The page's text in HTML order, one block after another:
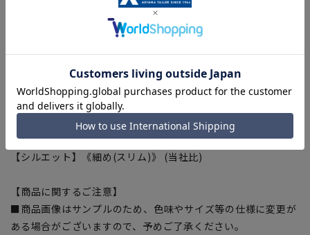
この商品はリサイクル原料を使用し、プラスチック・スマート
に賛同しています。
■ECOBLUE(100%リサイクルポリエステル)
『ECOBLUE』はマテリアルリサイクルにより、ペットボトル
を繊維へと再生しています。
当製品は裏地の糸の一部に『ECOBLUE』を使用しています。
【シルエット】《細め(スリム)》 (当社比)
【商品に関するご注意】
■商品画像はサンプルのため、色味やサイズ等の仕様に変更が
ある場合がございますので、予めご了承ください。